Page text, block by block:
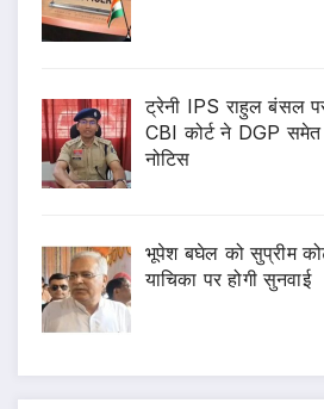
ट्रेनी IPS राहुल बंसल
CBI कोर्ट ने DGP समेत
नोटिस
भूपेश बघेल को सुप्रीम
याचिका पर होगी सुनवाई